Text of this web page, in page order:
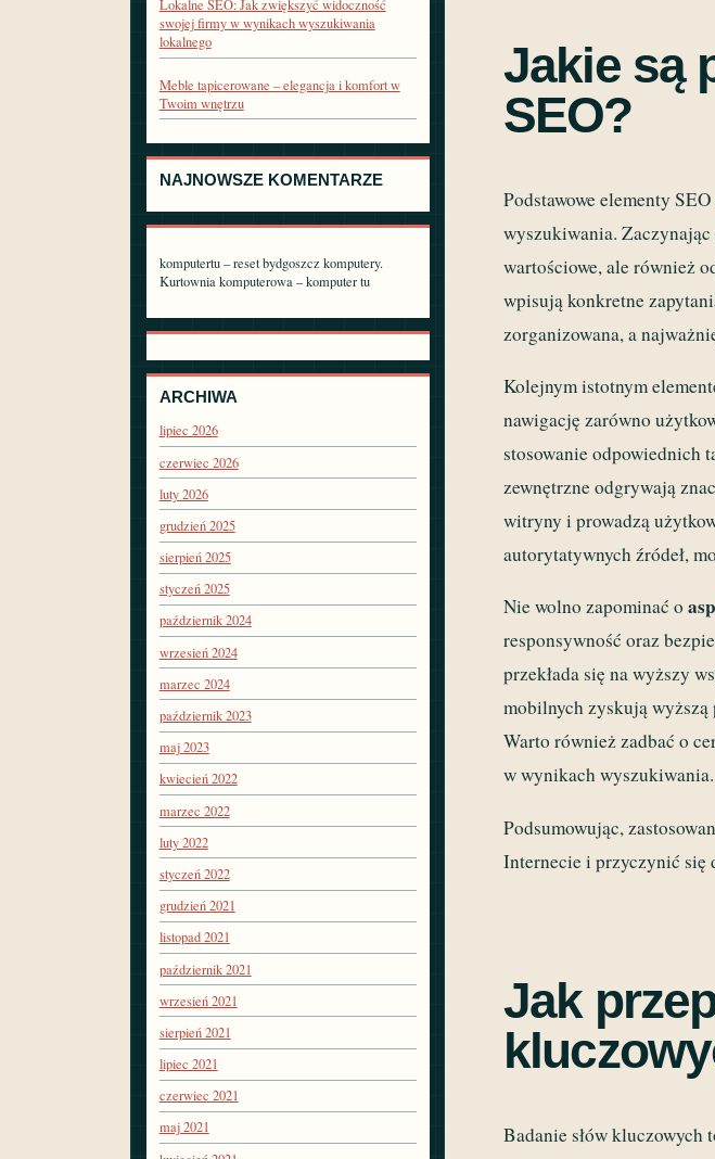
Lokalne SEO: Jak zwiększyć widoczność
swojej firmy w wynikach wyszukiwania
lokalnego
Meble tapicerowane – elegancja i komfort w
Twoim wnętrzu
NAJNOWSZE KOMENTARZE
komputertu – reset bydgoszcz komputery.
Kurtownia komputerowa – komputer tu
ARCHIWA
lipiec 2026
czerwiec 2026
luty 2026
grudzień 2025
sierpień 2025
styczeń 2025
październik 2024
wrzesień 2024
marzec 2024
październik 2023
maj 2023
kwiecień 2022
marzec 2022
luty 2022
styczeń 2022
grudzień 2021
listopad 2021
październik 2021
wrzesień 2021
sierpień 2021
lipiec 2021
czerwiec 2021
maj 2021
Jakie są
SEO?
Podstawowe elementy
wyszukiwania. Zaczynając
wartościowe, ale również
wpisują konkretne
zorganizowana, a
Kolejnym istotnym
nawigację zarówno
stosowanie odpowiednich
zewnętrzne odgrywają
witryny i prowadzą
autorytatywnych źródeł,
Nie wolno zapominać o
responsywność oraz
przekłada się na wyższy
mobilnych zyskują
Warto również zadbać o
w wynikach wyszukiwania.
Podsumowując,
Internecie i przyczynić się
Jak
Badanie słów kluczowych